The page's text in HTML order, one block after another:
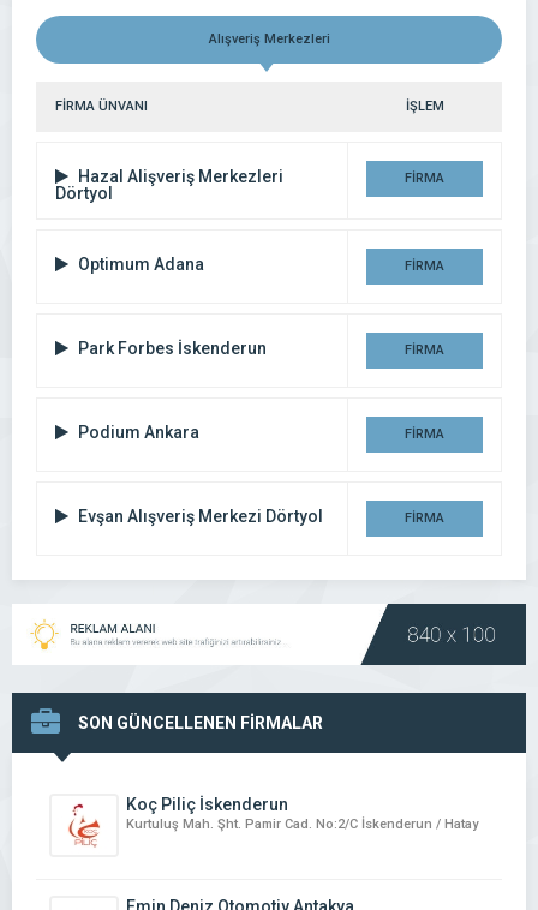
Alışveriş Merkezleri
FİRMA ÜNVANI İŞLEM
Hazal Alişveriş Merkezleri
Dörtyol
FİRMA
Optimum Adana FİRMA
Park Forbes İskenderun FİRMA
Podium Ankara FİRMA
Evşan Alışveriş Merkezi Dörtyol FİRMA
SON GÜNCELLENEN FİRMALAR
Koç Piliç İskenderun
Kurtuluş Mah. Şht. Pamir Cad. No:2/C İskenderun / Hatay